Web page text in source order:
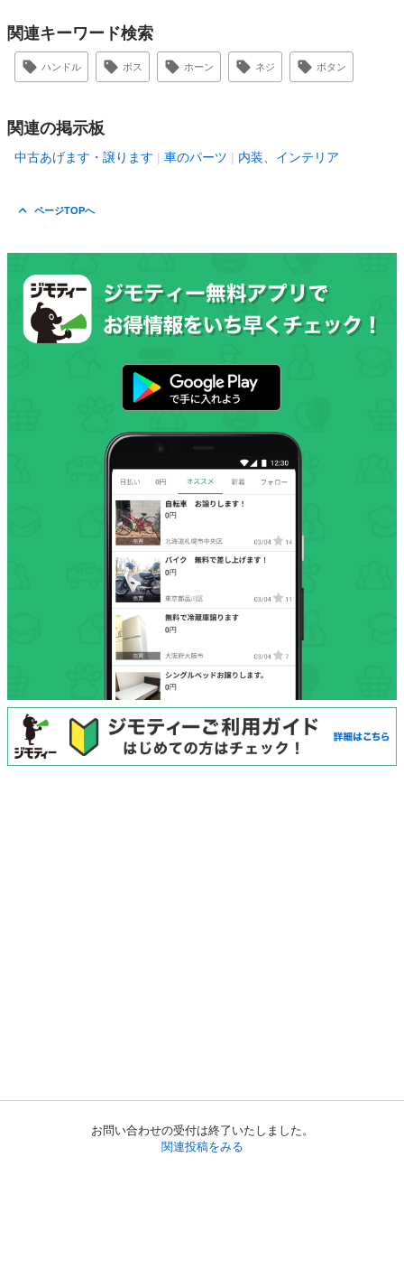
お問い合わせの受付は終了いたしました。
関連投稿をみる
関連キーワード検索
ハンドル ボス ホーン ネジ ボタン
関連の掲示板
中古あげます・譲ります 車のパーツ 内装、インテリア
ページTOPへ